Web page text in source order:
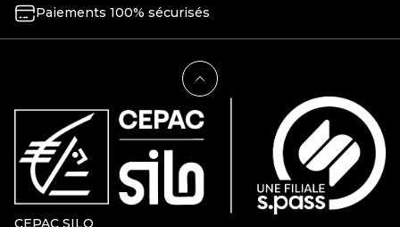
Paiements 100% sécurisés
CEPAC SILO